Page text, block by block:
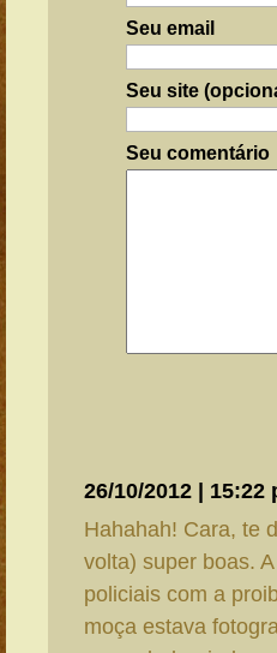
Seu email
Seu site
Seu comentário
26/10/2012 |
Hahahah! Cara, te
volta) super boas.
policiais com a
moça estava